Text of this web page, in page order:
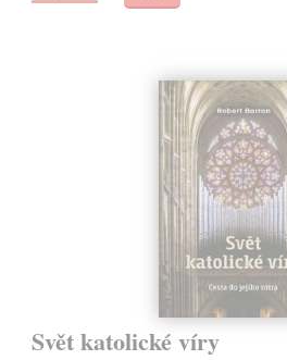
Svět katolické víry